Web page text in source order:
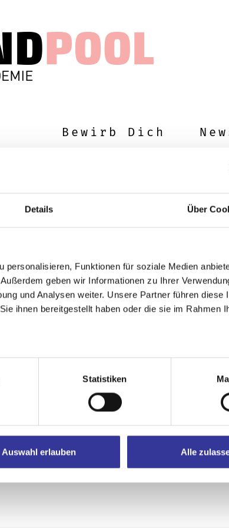
Details Über
personalisieren, Funktionen für soziale Medien
geben wir Informationen zu Ihrer
und Analysen weiter. Unsere Partner führen diese
ihnen bereitgestellt haben oder die sie im Rahmen
Statistiken
Auswahl erlauben Alle
Bewirb Dich